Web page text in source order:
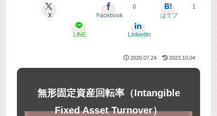
X Facebook
0
はてブ
1
LINE LinkedIn
2020.07.24 2023.10.04
無形固定資産回転率（Intangible
Fixed Asset Turnover）